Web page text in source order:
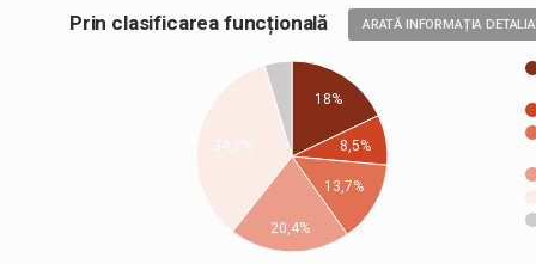
Prin clasificarea funcțională ARATĂ INFORMAȚIA
18%
8,5%
13,7%
20,4%